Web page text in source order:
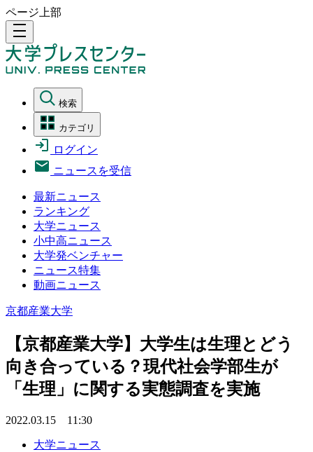
ページ上部
density_medium
検索
カテゴリ
ログイン
ニュースを受信
最新ニュース
ランキング
大学ニュース
小中高ニュース
大学発ベンチャー
ニュース特集
動画ニュース
京都産業大学
【京都産業大学】大学生は生理とどう
向き合っている？現代社会学部生が
「生理」に関する実態調査を実施
2022.03.15 11:30
大学ニュース